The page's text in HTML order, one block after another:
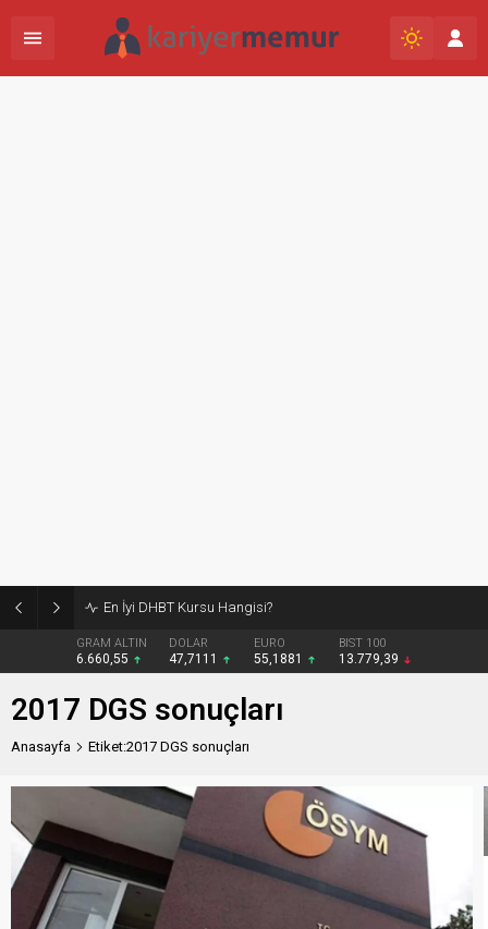
En İyi DHBT Kursu Hangisi?
GRAM ALTIN
6.660,55
DOLAR
47,7111
EURO
55,1881
BIST 100
13.779,39
2017 DGS sonuçları
Anasayfa Etiket:2017 DGS sonuçları